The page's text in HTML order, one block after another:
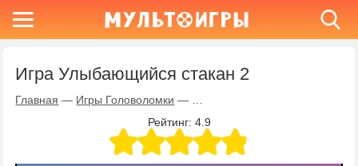
Игра Улыбающийся стакан 2
Главная — Игры Головоломки —
Рейтинг: 4.9